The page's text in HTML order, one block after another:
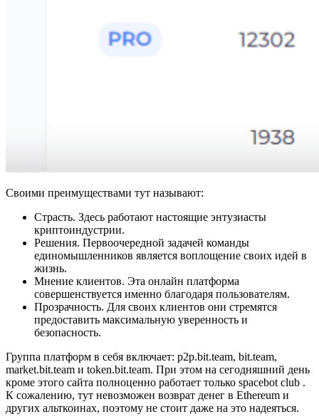
Своими преимуществами тут называют:
Страсть. Здесь работают настоящие энтузиасты
криптоиндустрии.
Решения. Первоочередной задачей команды
единомышленников является воплощение своих идей в
жизнь.
Мнение клиентов. Эта онлайн платформа
совершенствуется именно благодаря пользователям.
Прозрачность. Для своих клиентов они стремятся
предоставить максимальную уверенность и
безопасность.
Группа платформ в себя включает: p2p.bit.team, bit.team,
market.bit.team и token.bit.team. При этом на сегодняшний день
кроме этого сайта полноценно работает только spacebot club .
К сожалению, тут невозможен возврат денег в Ethereum и
других альткоинах, поэтому не стоит даже на это надеяться.